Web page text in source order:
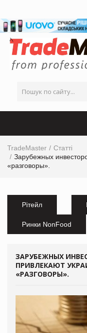
TradeMaster
Статті
Зарубежных
«разговоры».
Рітейл
Ринки NonFood
ЗАРУБЕЖНЫХ
ПРИВЛЕКАЮТ
«РАЗГОВОРЫ».